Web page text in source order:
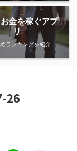
金を稼ぐアプ
リ
ランキングを紹介
26